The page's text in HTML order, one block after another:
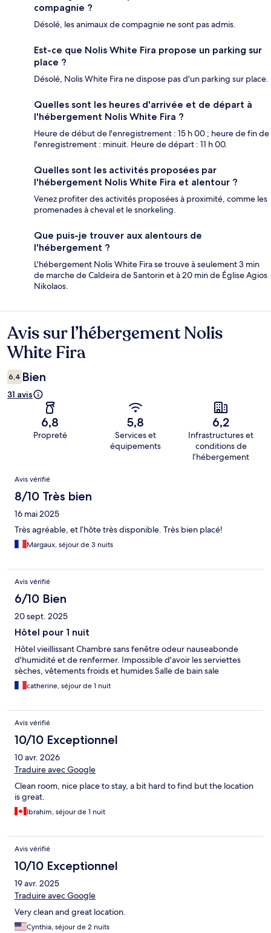
compagnie ?
Désolé, les animaux de compagnie ne sont pas admis.
Est-ce que Nolis White Fira propose un parking sur
place ?
Désolé, Nolis White Fira ne dispose pas d'un parking sur place.
Quelles sont les heures d'arrivée et de départ à
l'hébergement Nolis White Fira ?
Heure de début de l'enregistrement : 15 h 00 ; heure de fin de
l'enregistrement : minuit. Heure de départ : 11 h 00.
Quelles sont les activités proposées par
l'hébergement Nolis White Fira et alentour ?
Venez profiter des activités proposées à proximité, comme les
promenades à cheval et le snorkeling.
Que puis-je trouver aux alentours de
l'hébergement ?
L'hébergement Nolis White Fira se trouve à seulement 3 min
de marche de Caldeira de Santorin et à 20 min de Église Agios
Nikolaos.
Avis
Avis sur l’hébergement Nolis
White Fira
6,4 Bien
31 avis
6,8
Propreté
5,8
Services et
équipements
6,2
Infrastructures et
conditions de
l’hébergement
Avis
Avis vérifié
8/10 Très bien
16 mai 2025
Très agréable, et l’hôte très disponible. Très bien placé!
Margaux, séjour de 3 nuits
Avis vérifié
6/10 Bien
20 sept. 2025
Hôtel pour 1 nuit
Hôtel vieillissant Chambre sans fenêtre odeur nauseabonde
d'humidité et de renfermer. Impossible d'avoir les serviettes
sèches, vêtements froids et humides Salle de bain sale
catherine, séjour de 1 nuit
Avis vérifié
10/10 Exceptionnel
10 avr. 2026
Traduire avec Google
Clean room, nice place to stay, a bit hard to find but the location
is great.
Ibrahim, séjour de 1 nuit
Avis vérifié
10/10 Exceptionnel
19 avr. 2025
Traduire avec Google
Very clean and great location.
Cynthia, séjour de 2 nuits